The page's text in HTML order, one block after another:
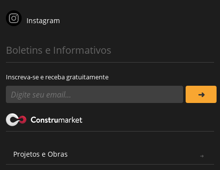
Instagram
Boletins e Informativos
Inscreva-se e receba gratuitamente
Projetos e Obras